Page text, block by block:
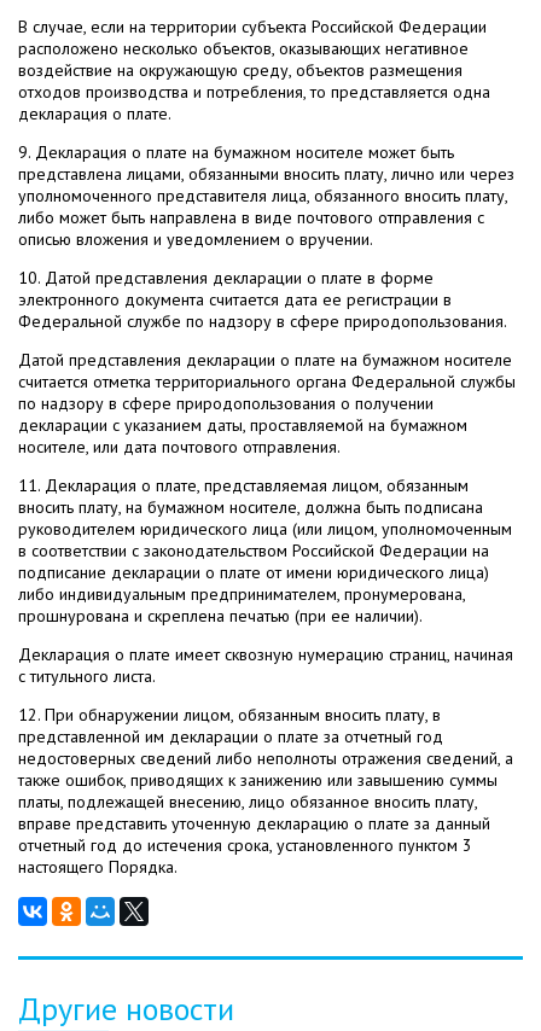
В случае, если на территории субъекта Российской Федерации
расположено несколько объектов, оказывающих негативное
воздействие на окружающую среду, объектов размещения
отходов производства и потребления, то представляется одна
декларация о плате.
9. Декларация о плате на бумажном носителе может быть
представлена лицами, обязанными вносить плату, лично или через
уполномоченного представителя лица, обязанного вносить плату,
либо может быть направлена в виде почтового отправления с
описью вложения и уведомлением о вручении.
10. Датой представления декларации о плате в форме
электронного документа считается дата ее регистрации в
Федеральной службе по надзору в сфере природопользования.
Датой представления декларации о плате на бумажном носителе
считается отметка территориального органа Федеральной службы
по надзору в сфере природопользования о получении
декларации с указанием даты, проставляемой на бумажном
носителе, или дата почтового отправления.
11. Декларация о плате, представляемая лицом, обязанным
вносить плату, на бумажном носителе, должна быть подписана
руководителем юридического лица (или лицом, уполномоченным
в соответствии с законодательством Российской Федерации на
подписание декларации о плате от имени юридического лица)
либо индивидуальным предпринимателем, пронумерована,
прошнурована и скреплена печатью (при ее наличии).
Декларация о плате имеет сквозную нумерацию страниц, начиная
с титульного листа.
12. При обнаружении лицом, обязанным вносить плату, в
представленной им декларации о плате за отчетный год
недостоверных сведений либо неполноты отражения сведений, а
также ошибок, приводящих к занижению или завышению суммы
платы, подлежащей внесению, лицо обязанное вносить плату,
вправе представить уточенную декларацию о плате за данный
отчетный год до истечения срока, установленного пунктом 3
настоящего Порядка.
Другие новости